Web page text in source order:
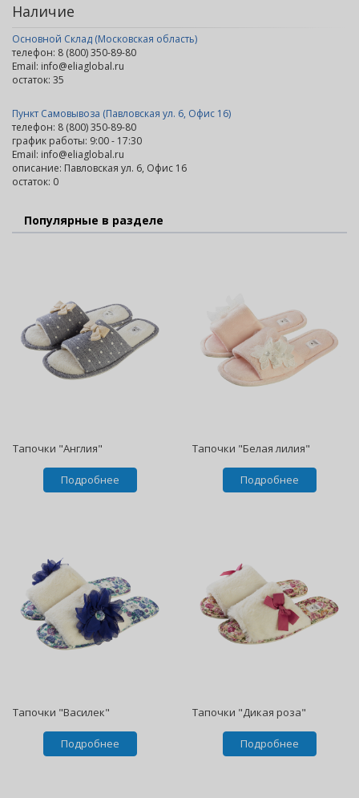
Наличие
Основной Склад (Московская область)
телефон: 8 (800) 350-89-80
Email: info@eliaglobal.ru
остаток: 35
Пункт Самовывоза (Павловская ул. 6, Офис 16)
телефон: 8 (800) 350-89-80
график работы: 9:00 - 17:30
Email: info@eliaglobal.ru
описание: Павловская ул. 6, Офис 16
остаток: 0
Популярные в разделе
Тапочки "Англия"
Подробнее
Тапочки "Белая лилия"
Подробнее
Тапочки "Василек"
Подробнее
Тапочки "Дикая роза"
Подробнее